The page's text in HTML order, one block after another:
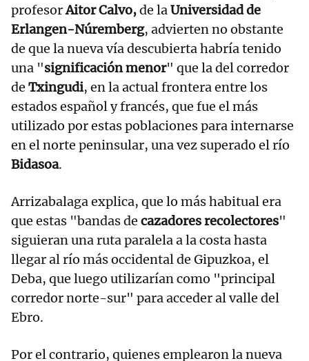
profesorAitor Calvo,de laUniversidad de
Erlangen-Núremberg, advierten no obstante
de que la nueva vía descubierta habría tenido
una "significación menor" que la del corredor
de Txingudi, en la actual frontera entre los
estados español y francés, que fue el más
utilizado por estas poblaciones para internarse
en el norte peninsular, una vez superado el río
Bidasoa.
Arrizabalaga explica, que lo más habitual era
que estas "bandas de cazadores recolectores"
siguieran una ruta paralela a la costa hasta
llegar al río más occidental de Gipuzkoa, el
Deba, que luego utilizarían como "principal
corredor norte-sur" para acceder al valle del
Ebro.
Por el contrario, quienes emplearon la nueva